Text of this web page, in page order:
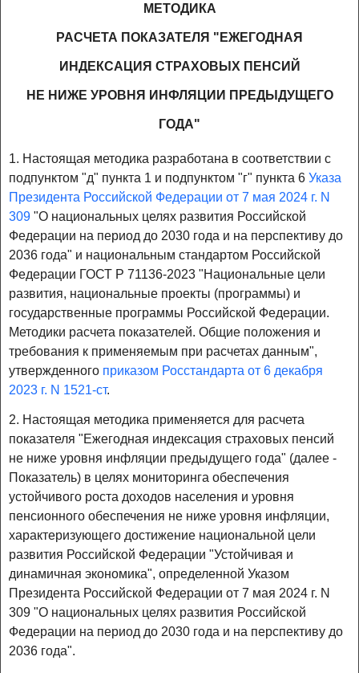
МЕТОДИКА
РАСЧЕТА ПОКАЗАТЕЛЯ "ЕЖЕГОДНАЯ
ИНДЕКСАЦИЯ СТРАХОВЫХ ПЕНСИЙ
НЕ НИЖЕ УРОВНЯ ИНФЛЯЦИИ ПРЕДЫДУЩЕГО
ГОДА"
1. Настоящая методика разработана в соответствии с
подпунктом "д" пункта 1 и подпунктом "г" пункта 6 Указа
Президента Российской Федерации от 7 мая 2024 г. N
309 "О национальных целях развития Российской
Федерации на период до 2030 года и на перспективу до
2036 года" и национальным стандартом Российской
Федерации ГОСТ Р 71136-2023 "Национальные цели
развития, национальные проекты (программы) и
государственные программы Российской Федерации.
Методики расчета показателей. Общие положения и
требования к применяемым при расчетах данным",
утвержденного приказом Росстандарта от 6 декабря
2023 г. N 1521-ст.
2. Настоящая методика применяется для расчета
показателя "Ежегодная индексация страховых пенсий
не ниже уровня инфляции предыдущего года" (далее -
Показатель) в целях мониторинга обеспечения
устойчивого роста доходов населения и уровня
пенсионного обеспечения не ниже уровня инфляции,
характеризующего достижение национальной цели
развития Российской Федерации "Устойчивая и
динамичная экономика", определенной Указом
Президента Российской Федерации от 7 мая 2024 г. N
309 "О национальных целях развития Российской
Федерации на период до 2030 года и на перспективу до
2036 года".